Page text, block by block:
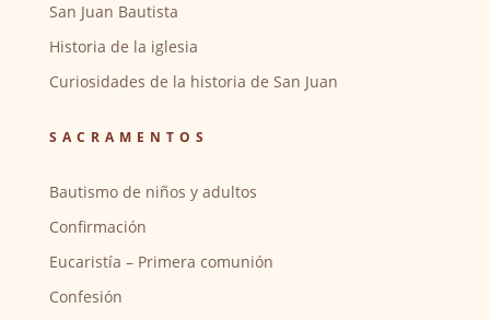
San Juan Bautista
Historia de la iglesia
Curiosidades de la historia de San Juan
SACRAMENTOS
Bautismo de niños y adultos
Confirmación
Eucaristía – Primera comunión
Confesión